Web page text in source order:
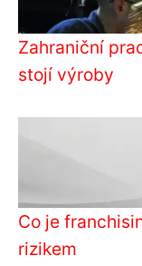
Zahraniční
stojí výroby
Co je
rizikem